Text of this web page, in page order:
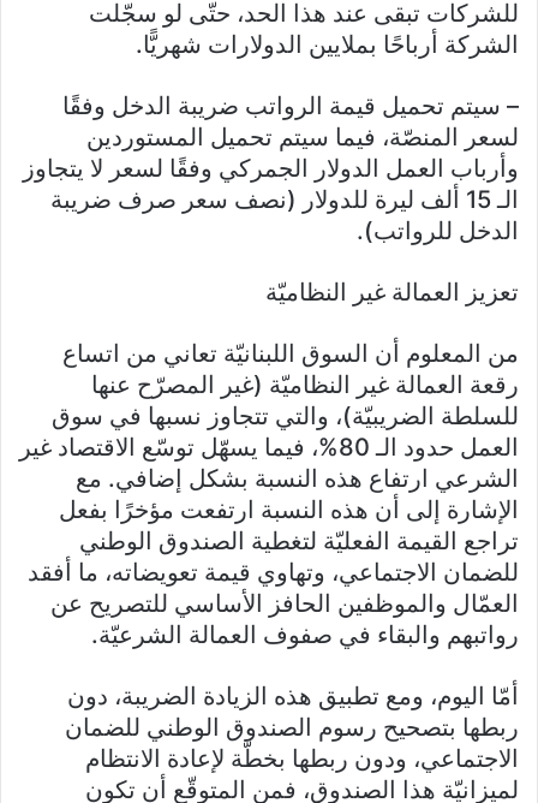
للشركات تبقى عند هذا الحد، حتّى لو سجّلت
الشركة أرباحًا بملايين الدولارات شهريًّا.
– سيتم تحميل قيمة الرواتب ضريبة الدخل وفقًا
لسعر المنصّة، فيما سيتم تحميل المستوردين
وأرباب العمل الدولار الجمركي وفقًا لسعر لا يتجاوز
الـ 15 ألف ليرة للدولار (نصف سعر صرف ضريبة
الدخل للرواتب).
تعزيز العمالة غير النظاميّة
من المعلوم أن السوق اللبنانيّة تعاني من اتساع
رقعة العمالة غير النظاميّة (غير المصرّح عنها
للسلطة الضريبيّة)، والتي تتجاوز نسبها في سوق
العمل حدود الـ 80%، فيما يسهّل توسّع الاقتصاد غير
الشرعي ارتفاع هذه النسبة بشكل إضافي. مع
الإشارة إلى أن هذه النسبة ارتفعت مؤخرًا بفعل
تراجع القيمة الفعليّة لتغطية الصندوق الوطني
للضمان الاجتماعي، وتهاوي قيمة تعويضاته، ما أفقد
العمّال والموظفين الحافز الأساسي للتصريح عن
رواتبهم والبقاء في صفوف العمالة الشرعيّة.
أمّا اليوم، ومع تطبيق هذه الزيادة الضريبة، دون
ربطها بتصحيح رسوم الصندوق الوطني للضمان
الاجتماعي، ودون ربطها بخطّة لإعادة الانتظام
لميزانيّة هذا الصندوق، فمن المتوقّع أن تكون